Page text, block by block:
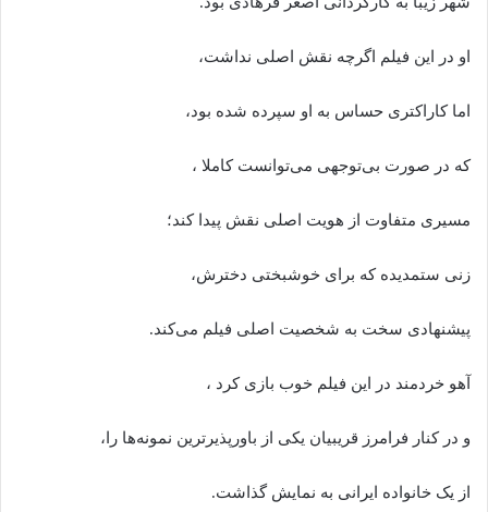
او در این فیلم اگرچه نقش اصلی نداشت،
اما کاراکتری حساس به او سپرده شده بود،
که در صورت بی‌توجهی می‌توانست کاملا ،
مسیری متفاوت از هویت اصلی نقش پیدا کند؛
زنی ستمدیده که برای خوشبختی دخترش،
پیشنهادی سخت به شخصیت اصلی فیلم می‌کند.
آهو خردمند در این فیلم خوب بازی کرد ،
و در کنار فرامرز قریبیان یکی از باورپذیرترین نمونه‌ها را،
از یک خانواده ایرانی به نمایش گذاشت.